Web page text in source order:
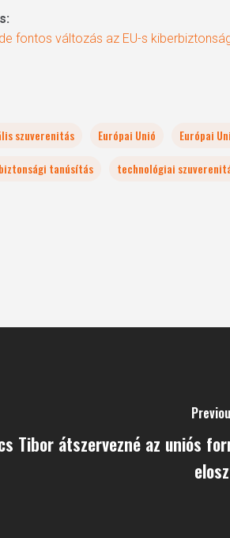
fontos változás az EU-s
szuverenitás Európai Unió Európai
tanúsítás
technológiai
Tibor átszervezné az uniós